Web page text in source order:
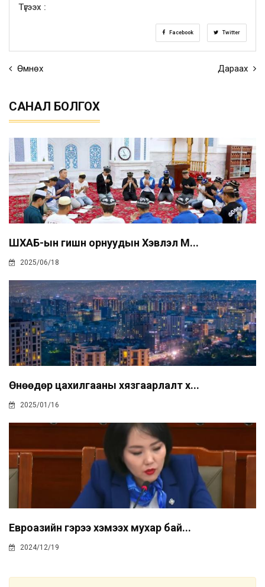
Түгээх :
Facebook Twitter
Өмнөх Дараах
САНАЛ БОЛГОХ
ШХАБ-ын гишүүн орнуудын Хэвлэл М...
2025/06/18
Өнөөдөр цахилгааны хязгаарлалт х...
2025/01/16
Евроазийн гэрээ хэмээх мухар бай...
2024/12/19